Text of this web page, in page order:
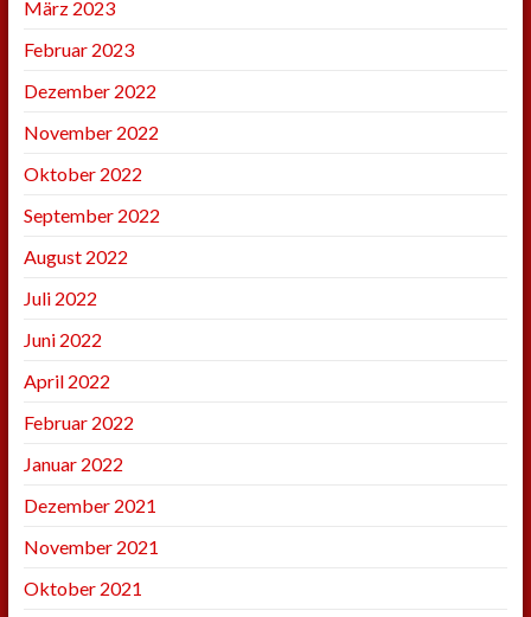
März 2023
Februar 2023
Dezember 2022
November 2022
Oktober 2022
September 2022
August 2022
Juli 2022
Juni 2022
April 2022
Februar 2022
Januar 2022
Dezember 2021
November 2021
Oktober 2021